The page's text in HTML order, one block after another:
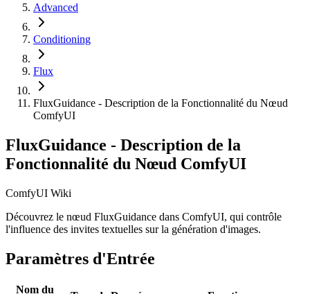
Advanced
Conditioning
Flux
FluxGuidance - Description de la Fonctionnalité du Nœud
ComfyUI
FluxGuidance - Description de la
Fonctionnalité du Nœud ComfyUI
ComfyUI Wiki
Découvrez le nœud FluxGuidance dans ComfyUI, qui contrôle
l'influence des invites textuelles sur la génération d'images.
Paramètres d'Entrée
Nom du